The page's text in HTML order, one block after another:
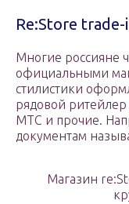
Re:Store trade-
Многие россияне
официальными
стилистики
рядовой
МТС и прочие.
документам
Магазин